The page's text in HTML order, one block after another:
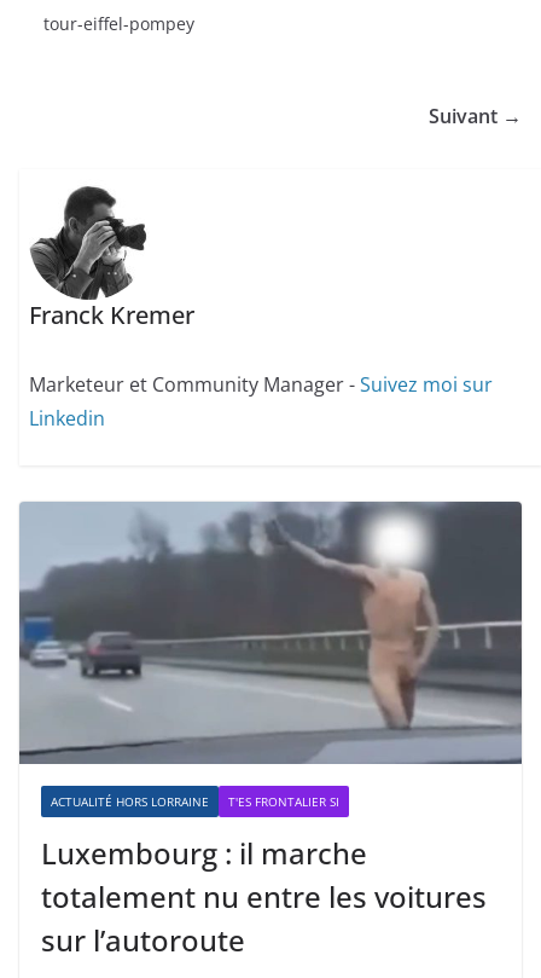
tour-eiffel-pompey
Suivant →
Franck Kremer
Marketeur et Community Manager -Suivez moi sur
Linkedin
ACTUALITÉ HORS LORRAINE T'ES FRONTALIER SI
Luxembourg : il marche
totalement nu entre les voitures
sur l’autoroute